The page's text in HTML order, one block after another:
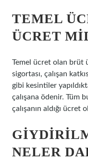
TEMEL
ÜCRET
Temel ücret olan brüt
sigortası, çalışan
gibi kesintiler
çalışana ödenir. Tüm
çalışanın aldığı
NELER